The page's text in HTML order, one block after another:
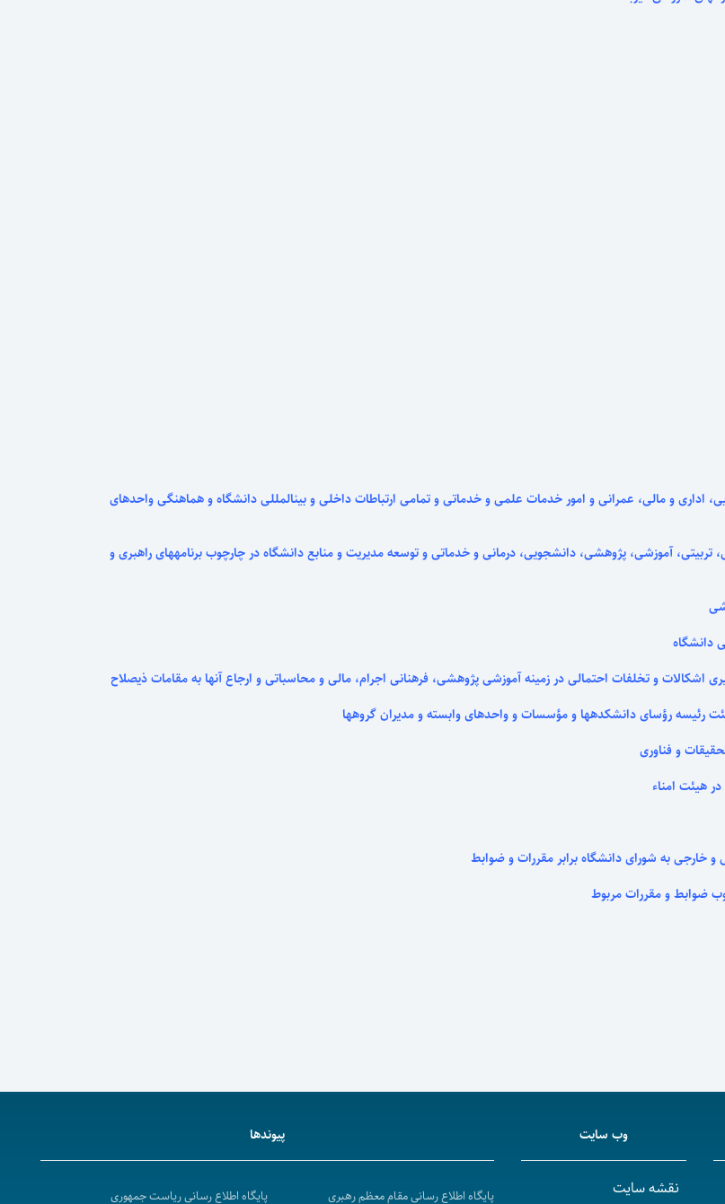
و مالی، عمرانی و امور خدمات علمی و خدماتی و تمامی ارتباطات داخلی و بین­المللی دانشگاه و هماهنگی واحدهای
آموزشی، پژوهشی، دانشجویی، درمانی و خدماتی و توسعه مدیریت و منابع دانشگاه در چارچوب برنامه­های راهبری و
دانشگاه
و تخلفات احتمالی در زمینه آموزشی پژوهشی، فرهنانی اجرام، مالی و محاسباتی و ارجاع آنها به مقامات ذیصلاح
رؤسای دانشکده­ها و مؤسسات و واحدهای وابسته و مدیران گروه­ها
و فناوری
هیئت امناء
به شورای دانشگاه برابر مقررات و ضوابط
ضوابط و مقررات مربوط
وب سایت
نقشه سایت
پیوندها
پایگاه اطلاع رسانی مقام معظم رهبری پایگاه اطلاع رسانی ریاست جمهوری